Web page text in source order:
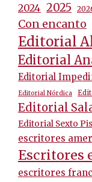
2024 2025
Con encanto
Editorial
Editorial
Editorial
Editorial Nórdica
Editorial
Editorial Sexto
escritores
Escritores
escritores